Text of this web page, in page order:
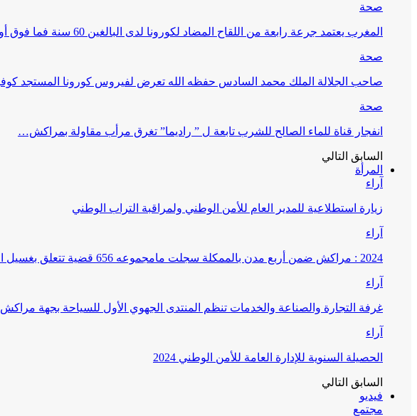
صحة
المغرب يعتمد جرعة رابعة من اللقاح المضاد لكورونا لدى البالغين 60 سنة فما فوق أو من…
صحة
صاحب الجلالة الملك محمد السادس حفظه الله تعرض لفيروس كورونا المستجد كوفيد – 19 ،
صحة
انفجار قناة للماء الصالح للشرب تابعة ل ” راديما” تغرق مرأب مقاولة بمراكش…
السابق التالي
المرأة
آراء
زيارة استطلاعية للمدير العام للأمن الوطني ولمراقبة التراب الوطني
آراء
2024 : مراكش ضمن أربع مدن بالممكلة سجلت مامجموعه 656 قضية تتعلق بغسيل الأموال
آراء
غرفة التجارة والصناعة والخدمات تنظم المنتدى الجهوي الأول للسياحة بجهة
آراء
الحصيلة السنوية للإدارة العامة للأمن الوطني 2024
السابق التالي
فيديو
مجتمع